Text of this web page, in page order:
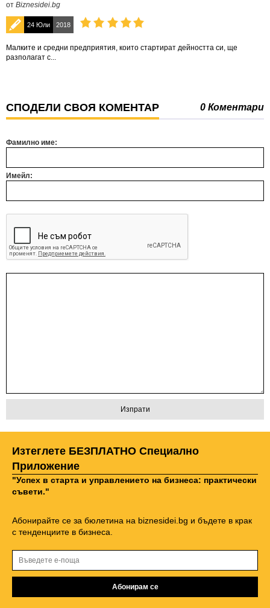
от Biznesidei.bg
24 Юли 2018
Малките и средни предприятия, които стартират дейността си, ще
разполагат с...
СПОДЕЛИ СВОЯ КОМЕНТАР 0 Коментари
Фамилно име:
Имейл:
Изтеглете БЕЗПЛАТНО Специално
Приложение
"Успех в старта и управлението на бизнеса: практически
съвети."
Абонирайте се за бюлетина на biznesidei.bg и бъдете в крак
с тенденциите в бизнеса.